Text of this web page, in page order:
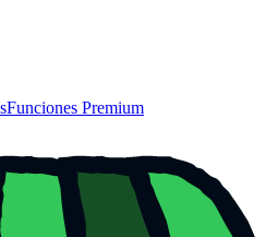
Funciones Premium